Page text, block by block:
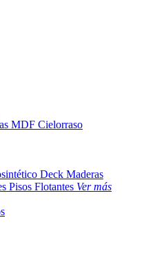
MDF Cielorraso
Deck Maderas
Pisos Flotantes Ver más